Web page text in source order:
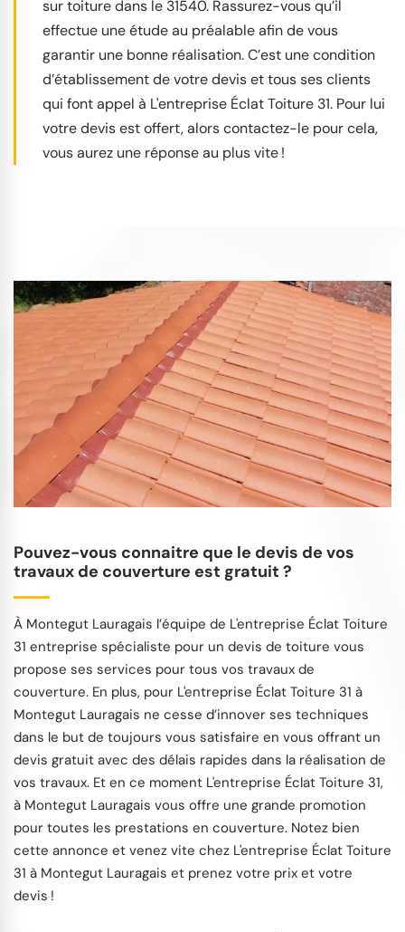
sur toiture dans le 31540. Rassurez-vous qu’il
effectue une étude au préalable afin de vous
garantir une bonne réalisation. C’est une condition
d’établissement de votre devis et tous ses clients
qui font appel à L'entreprise Éclat Toiture 31. Pour lui
votre devis est offert, alors contactez-le pour cela,
vous aurez une réponse au plus vite !
Pouvez-vous connaitre que le devis de vos
travaux de couverture est gratuit ?
À Montegut Lauragais l’équipe de L'entreprise Éclat Toiture
31 entreprise spécialiste pour un devis de toiture vous
propose ses services pour tous vos travaux de
couverture. En plus, pour L'entreprise Éclat Toiture 31 à
Montegut Lauragais ne cesse d’innover ses techniques
dans le but de toujours vous satisfaire en vous offrant un
devis gratuit avec des délais rapides dans la réalisation de
vos travaux. Et en ce moment L'entreprise Éclat Toiture 31,
à Montegut Lauragais vous offre une grande promotion
pour toutes les prestations en couverture. Notez bien
cette annonce et venez vite chez L'entreprise Éclat Toiture
31 à Montegut Lauragais et prenez votre prix et votre
devis !